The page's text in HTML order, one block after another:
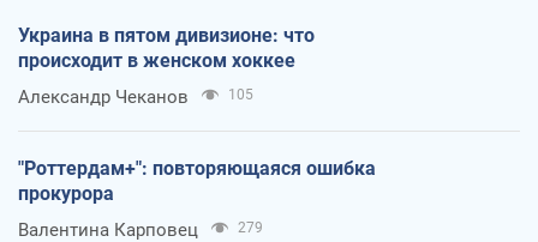
Украина в пятом дивизионе: что
происходит в женском хоккее
Александр Чеканов 105
"Роттердам+": повторяющаяся ошибка
прокурора
Валентина Карповец 279